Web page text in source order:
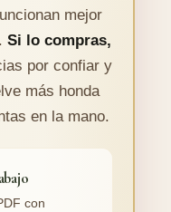
mejor
Si lo compras,
por confiar y
más honda
en la mano.
con